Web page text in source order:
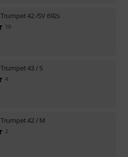
Trumpet 42 /SV 692s
10
Trumpet 43 / S
4
Trumpet 42 / M
2